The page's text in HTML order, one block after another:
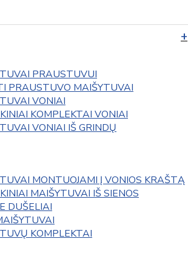
PRAUSTUVUI
PRAUSTUVO MAIŠYTUVAI
VONIAI
KOMPLEKTAI VONIAI
VONIAI IŠ GRINDŲ
MONTUOJAMI Į VONIOS KRAŠTĄ
MAIŠYTUVAI IŠ SIENOS
DUŠELIAI
KOMPLEKTAI